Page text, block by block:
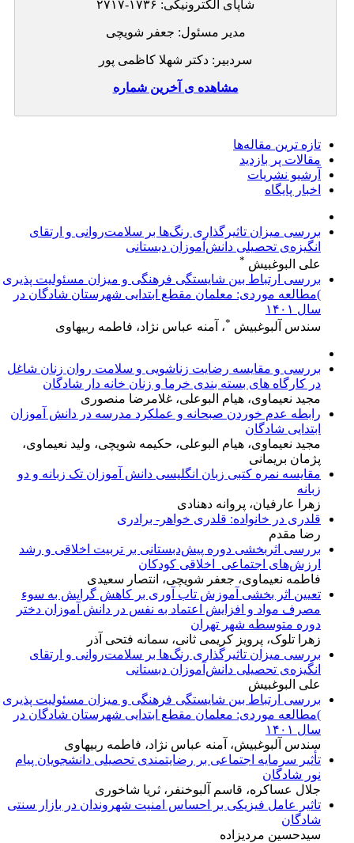
شاپای الکترونیکی: ۲۷۱۷-۱۷۳۶
مدیر مسئول: جعفر شویچی
سردبیر: دکتر شهلا کاظمی پور
مشاهده ی آخرین شماره
تازه ‌ترین مقاله‌ها
مقالات پر بازدید
آرشیو نشریات
اخبار پایگاه
بررسی میزان تاثیرگذاری رنگ‌ها بر سلامت‌روانی و ارتقای
انگیزه‌ی تحصیلی دانش‌آموزان دبستانی
علی البوغبیش *
بررسی ارتباط بین شایستگی فرهنگی و میزان مسئولیت پذیری
)مطالعه موردی: معلمان مقطع ابتدایی شهرستان شادگان در
سال ۱۴۰۱
سندس آلبوغبیش *، آمنه عباس نژاد، فاطمه ربیهاوی
بررسی و مقایسه رضایت زناشویی و سلامت روان زنان شاغل
در کارگاه های بسته بندی خرما و زنان خانه دار شادگان
مجید نعیماوی، هیام البوعلی، غلامرضا منصوری
رابطه عدم خوردن صبحانه و عملکرد مدرسه در دانش آموزان
ابتدایی شادگان
مجید نعیماوی، هیام البوعلی، حکیمه شویچی، ولید نعیماوی،
پژمان بریمانی
مقایسه نمره کتبی زبان انگلیسی دانش آموزان تک زبانه و دو
زبانه
زهرا عارفیان، پروانه دهنادی
قلدری در خانواده: قلدری خواهر- برادری
رضا مقدم
بررسی اثربخشی دوره پیش‌دبستانی بر تربیت اخلاقی و رشد
ارزش‌های اجتماعی_اخلاقی کودکان
فاطمه نعیماوی، جعفر شویچی، انتصار سعیدی
تعیین اثر بخشی آموزش تاب آوری بر کاهش گرایش به سوء
مصرف مواد و افزایش اعتماد به نفس در دانش آموزان دختر
دوره متوسطه شهر تهران
زهرا تلوک، پرویز کریمی ثانی، سمانه فتحی آذر
بررسی میزان تاثیرگذاری رنگ‌ها بر سلامت‌روانی و ارتقای
انگیزه‌ی تحصیلی دانش‌آموزان دبستانی
علی البوغبیش
بررسی ارتباط بین شایستگی فرهنگی و میزان مسئولیت پذیری
)مطالعه موردی: معلمان مقطع ابتدایی شهرستان شادگان در
سال ۱۴۰۱
سندس آلبوغبیش، آمنه عباس نژاد، فاطمه ربیهاوی
تأثیر سرمایه اجتماعی بر رضایتمندی تحصیلی دانشجویان پیام
نور شادگان
جلال عساکره، قاسم آلبوخنفر، ثریا شاخوری
تاثیر عامل فیزیکی بر احساس امنیت شهروندان در بازار سنتی
شادگان
سیدحسین مردیزاده